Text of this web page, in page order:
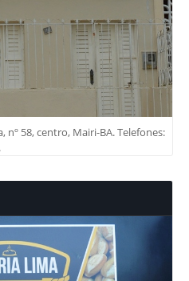
nº 58, centro, Mairi-BA. Telefones: